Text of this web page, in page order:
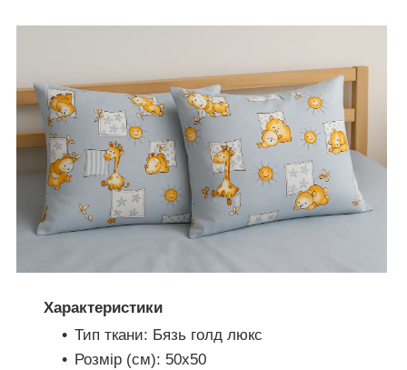
Характеристики
Тип ткани: Бязь голд люкс
Розмір (см): 50х50